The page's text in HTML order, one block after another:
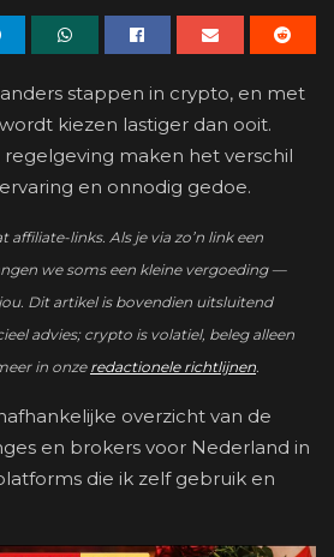
stappen in crypto, en met
kiezen lastiger dan ooit.
regelgeving maken het verschil
en onnodig gedoe.
affiliate-links. Als je via zo’n link een
we soms een kleine vergoeding —
Dit artikel is bovendien uitsluitend
advies; crypto is volatiel, beleg alleen
in onze redactionele richtlijnen.
overzicht van de
en brokers voor Nederland in
die ik zelf gebruik en